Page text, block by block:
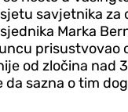
savjetnika za
Marka
prisustvovao
od zločina nad
da sazna o tim